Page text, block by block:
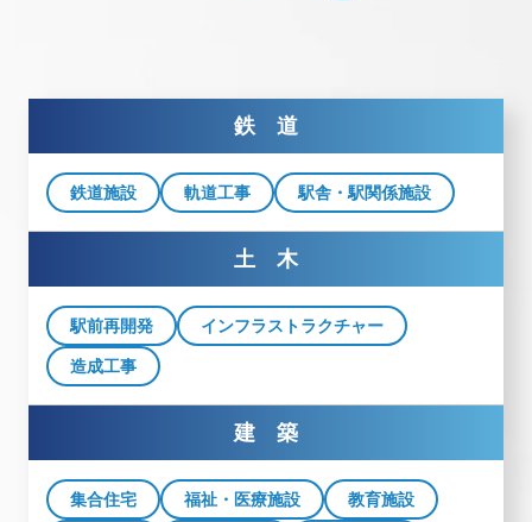
鉄 道
鉄道施設 軌道工事 駅舎・駅関係施設
土 木
駅前再開発 インフラストラクチャー
造成工事
建 築
集合住宅 福祉・医療施設 教育施設